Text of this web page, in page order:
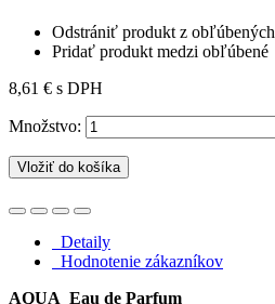
Odstrániť produkt z obľúbených
Pridať produkt medzi obľúbené
8,61 € s DPH
Množstvo:
Vložiť do košíka
Detaily
Hodnotenie zákazníkov
AQUA Eau de Parfum